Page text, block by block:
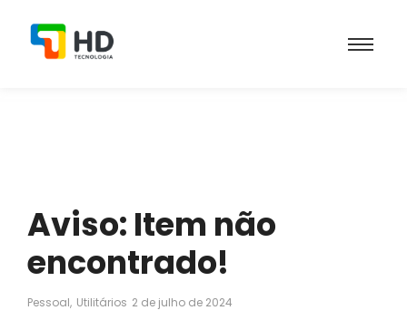
Aviso: Item não
encontrado!
Pessoal, Utilitários 2 de julho de 2024